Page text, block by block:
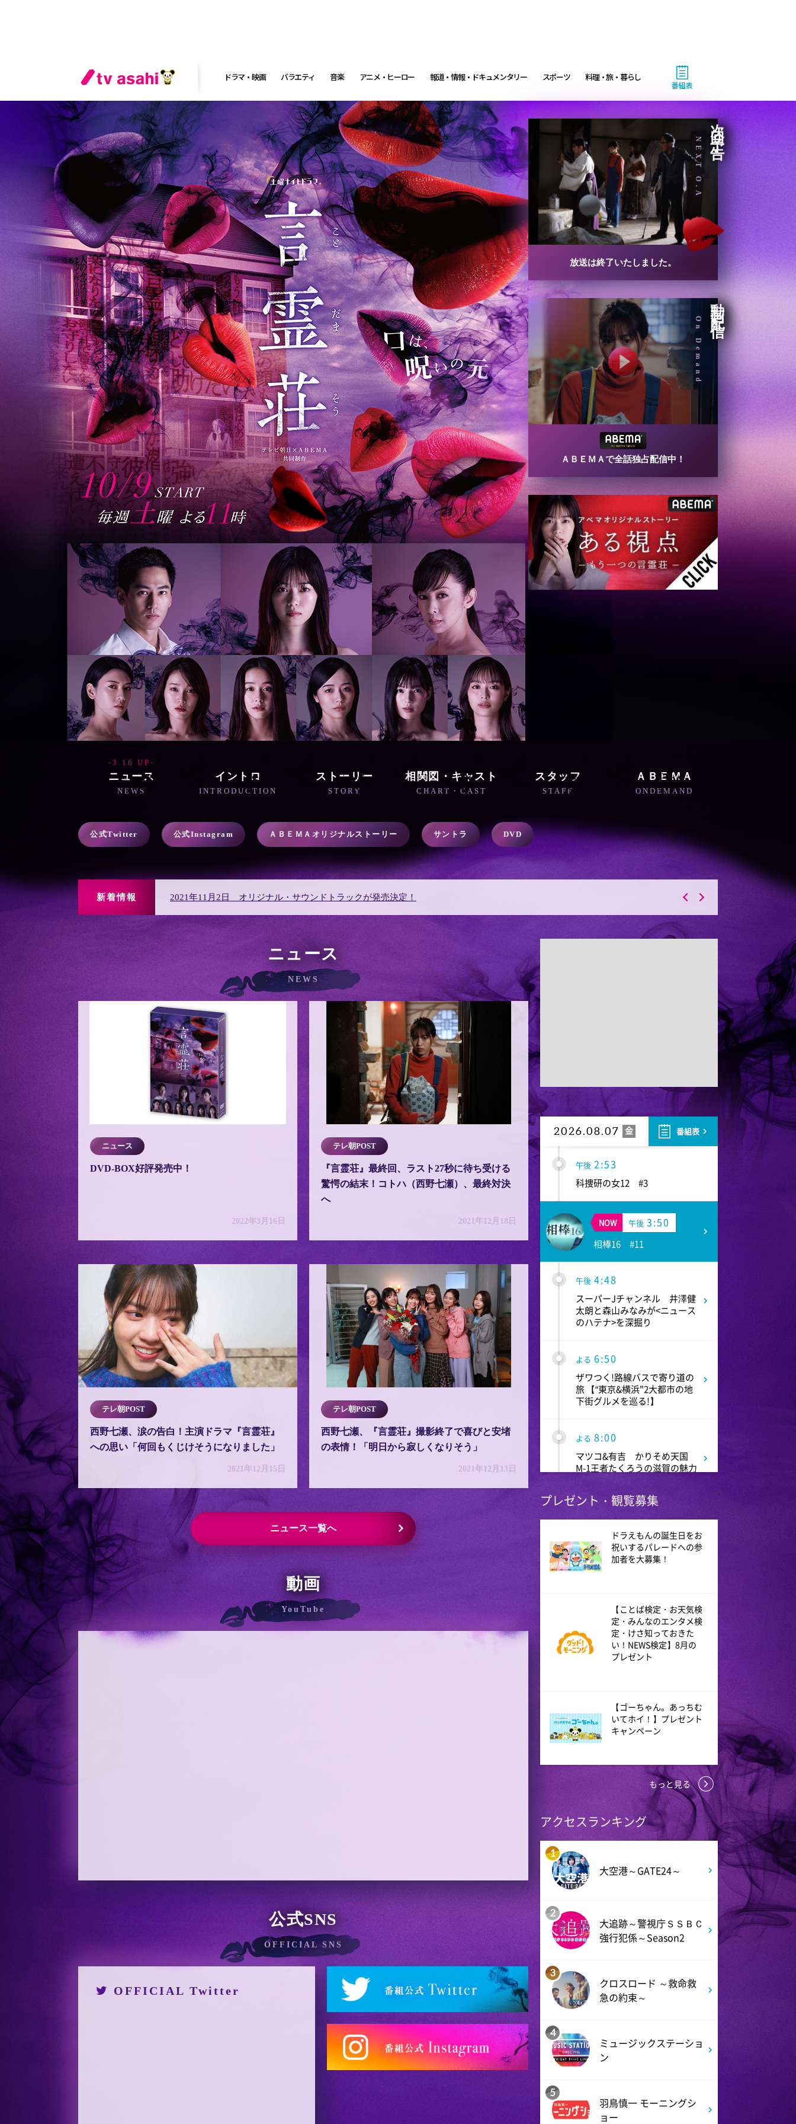
ドラマ・映画 バラエティ 音楽 アニメ・ヒーロー 報道・情報・ドキュメンタリー スポーツ 料理・旅・暮らし
番組表
次回予告
NEXT O.A
放送は終了いたしました。
動画配信
On Demand
ＡＢＥＭＡで全話独占配信中！
ニュース
NEWS
3.16 UP
イントロ
INTRODUCTION
ストーリー
STORY
相関図・キャスト
CHART・CAST
スタッフ
STAFF
ＡＢＥＭＡ
ONDEMAND
公式Twitter 公式Instagram ＡＢＥＭＡオリジナルストーリー サントラ DVD
新着情報 2021年10月3日 キャストによるインスタライブリレー開催!! 2021年10月2日 『言霊荘』の
ニュース
NEWS
ニュース
DVD-BOX好評発売中！
2022年3月16日
テレ朝POST
『言霊荘』最終回、ラスト27秒に待ち受ける
驚愕の結末！コトハ（西野七瀬）、最終対決
へ
2021年12月18日
テレ朝POST
西野七瀬、涙の告白！主演ドラマ『言霊荘』
への思い「何回もくじけそうになりました」
2021年12月15日
テレ朝POST
西野七瀬、『言霊荘』撮影終了で喜びと安堵
の表情！「明日から寂しくなりそう」
2021年12月13日
ニュース一覧へ
動画
YouTube
公式SNS
OFFICIAL SNS
OFFICIAL Twitter
2026.08.07 金 番組表
あさ 4:00
おはよう!時代劇 暴れん坊将
軍9 #19
あさ 4:55
グッド!モーニング
午後 1:00
徹子の部屋 追悼・寿美花代さ
ん
1:30
DAIGOも台所 ～きょうの献
午後 1:55
午後もじゅん散歩
午後 2:53
科捜研の女12 #3
NOW 午後 3:50
相棒16 #11
午後 4:48
スーパーJチャンネル 井澤健
太朗と森山みなみが<ニュース
のハテナ>を深掘り
よる 6:50
ザワつく!路線バスで寄り道の
旅 【“東京&横浜"2大都市の地
下街グルメを巡る!】
よる 8:00
マツコ&有吉 かりそめ天国
M-1王者たくろうの滋賀の魅力
プレゼンツアー
よる 8:54
私の幸福時間
よる 9:00
HY…名曲続々!ATEEZがヒット
9:54
よる 11:10
熱闘甲子園 涙は、強さにな
よる 11:40
よる 11:45
名探偵のままでいて #4
キッチンカー大作戦!
深夜
深夜 1:45
深夜 2:00
深夜 2:20
プレゼント・観覧募集
ドラえもんの誕生日をお
祝いするパレードへの参
加者を大募集！
【ことば検定・お天気検
定・みんなのエンタメ検
定・けさ知っておきた
い！NEWS検定】8月の
プレゼント
【ゴーちゃん。あっちむ
いてホイ！】プレゼント
キャンペーン
もっと見る
アクセスランキング
1
大空港～GATE24～
2
大追跡～警視庁ＳＳＢＣ
強行犯係～Season2
3
クロスロード ～救命救
急の約束～
4
ミュージックステーショ
ン
5
羽鳥慎一 モーニングシ
ョー